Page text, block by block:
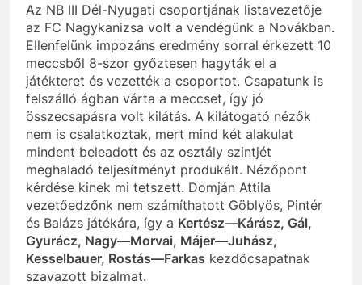
Az NB III Dél-Nyugati csoportjának listavezetője
az FC Nagykanizsa volt a vendégünk a Novákban.
Ellenfelünk impozáns eredmény sorral érkezett 10
meccsből 8-szor győztesen hagyták el a
játékteret és vezették a csoportot. Csapatunk is
felszálló ágban várta a meccset, így jó
összecsapásra volt kilátás. A kilátogató nézők
nem is csalatkoztak, mert mind két alakulat
mindent beleadott és az osztály szintjét
meghaladó teljesítményt produkált. Nézőpont
kérdése kinek mi tetszett. Domján Attila
vezetőedzőnk nem számíthatott Göblyös, Pintér
és Balázs játékára, így a Kertész—Kárász, Gál,
Gyurácz, Nagy—Morvai, Májer—Juhász,
Kesselbauer, Rostás—Farkas kezdőcsapatnak
szavazott bizalmat.